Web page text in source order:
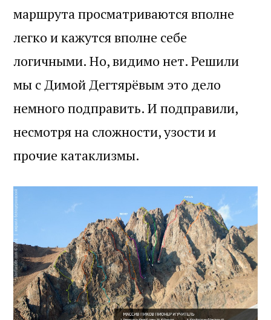
маршрута просматриваются вполне
легко и кажутся вполне себе
логичными. Но, видимо нет. Решили
мы с Димой Дегтярёвым это дело
немного подправить. И подправили,
несмотря на сложности, узости и
прочие катаклизмы.